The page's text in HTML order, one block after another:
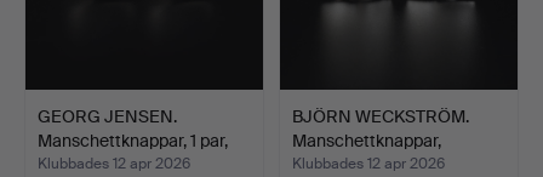
GEORG JENSEN.
Manschettknappar, 1 par,
des…
Klubbades 12 apr 2026
BJÖRN WECKSTRÖM.
Manschettknappar,
"Androm…
Klubbades 12 apr 2026